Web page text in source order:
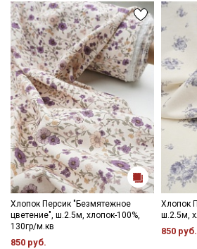
Хлопок Персик "Безмятежное
цветение", ш.2.5м, хлопок-100%,
130гр/м.кв
850 руб.
Хлопок
ш.2.5м,
850 руб.